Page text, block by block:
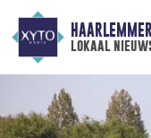
lokaal